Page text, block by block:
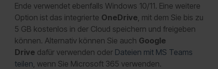
Ende verwendet ebenfalls Windows 10/11. Eine weitere
Option ist das integrierte OneDrive, mit dem Sie bis zu
5 GB kostenlos in der Cloud speichern und freigeben
können. Alternativ können Sie auch Google
Drive dafür verwenden oder Dateien mit MS Teams
teilen, wenn Sie Microsoft 365 verwenden.